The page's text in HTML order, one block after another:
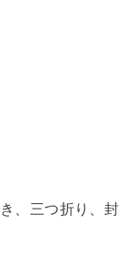
、三つ折り、封